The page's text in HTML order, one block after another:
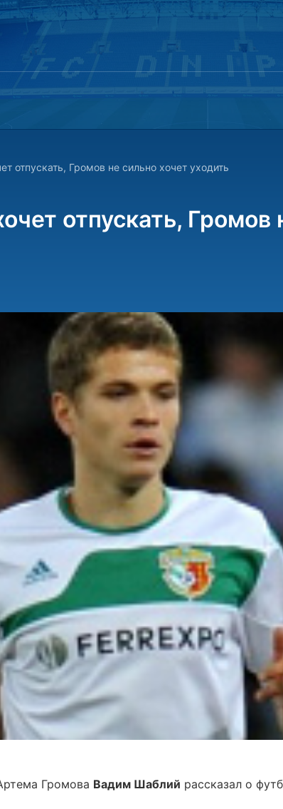
отпускать, Громов не сильно хочет уходить
отпускать, Громов
Громова Вадим Шаблий рассказал о